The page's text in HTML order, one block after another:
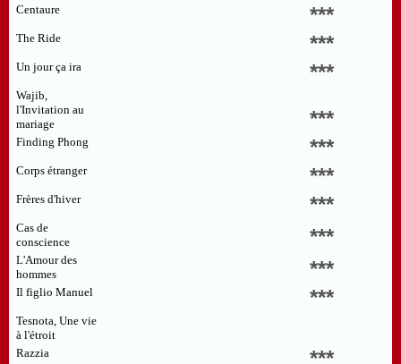
Centaure ***
The Ride ***
Un jour ça ira ***
Wajib,
l'Invitation au
mariage
***
Finding Phong ***
Corps étranger ***
Frères d'hiver ***
Cas de
conscience
***
L'Amour des
hommes
***
Il figlio Manuel ***
Tesnota, Une vie
à l'étroit
Razzia
***